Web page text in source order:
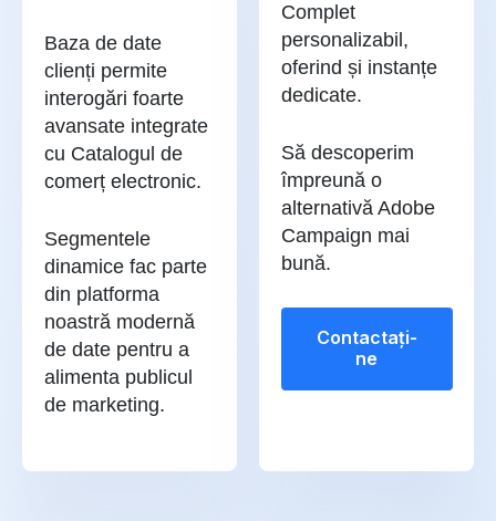
Baza de date
clienți permite
interogări foarte
avansate integrate
cu Catalogul de
comerț electronic.
Segmentele
dinamice fac parte
din platforma
noastră modernă
de date pentru a
alimenta publicul
de marketing.
Complet
personalizabil,
oferind și instanțe
dedicate.
Să descoperim
împreună o
alternativă Adobe
Campaign mai
bună.
Contactaţi-
ne